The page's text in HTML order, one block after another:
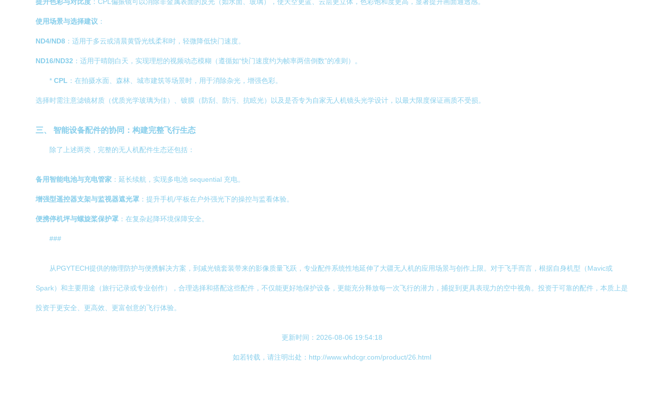
使用场景与选择建议 ：
ND4/ND8 ：适用于多云或清晨黄昏光线柔和时，轻微降低快门速度。
ND16/ND32 ：适用于晴朗白天，实现理想的视频动态模糊（遵循如“快门速度约为帧率两倍倒数”的准则）。
* CPL ：在拍摄水面、森林、城市建筑等场景时，用于消除杂光，增强色彩。
选择时需注意滤镜材质（优质光学玻璃为佳）、镀膜（防刮、防污、抗眩光）以及是否专为自家无人机镜头光学设计，以最大限度保证画质不受损。
三、 智能设备配件的协同：构建完整飞行生态
除了上述两类，完整的无人机配件生态还包括：
备用智能电池与充电管家 ：延长续航，实现多电池 sequential 充电。
增强型遥控器支架与监视器遮光罩 ：提升手机/平板在户外强光下的操控与监看体验。
便携停机坪与螺旋桨保护罩 ：在复杂起降环境保障安全。
###
从PGYTECH提供的物理防护与便携解决方案，到减光镜套装带来的影像质量飞跃，专业配件系统性地延伸了大疆无人机的应用场景与创作上限。对于飞手而言，根据自身机型（Mavic或
Spark）和主要用途（旅行记录或专业创作），合理选择和搭配这些配件，不仅能更好地保护设备，更能充分释放每一次飞行的潜力，捕捉到更具表现力的空中视角。投资于可靠的配件，本质上是
投资于更安全、更高效、更富创意的飞行体验。
更新时间：2026-08-06 19:54:18
如若转载，请注明出处：http://www.whdcgr.com/product/26.html